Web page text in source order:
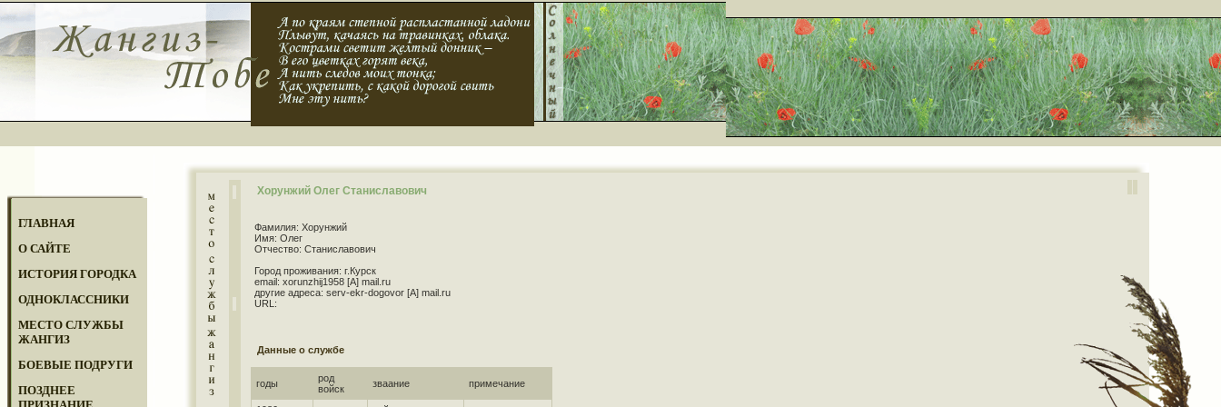
ГЛАВНАЯ
О САЙТЕ
ИСТОРИЯ ГОРОДКА
ОДНОКЛАССНИКИ
МЕСТО СЛУЖБЫ
ЖАНГИЗ
БОЕВЫЕ ПОДРУГИ
ПОЗДНЕЕ
Хорунжий Олег Станиславович
Фамилия: Хорунжий
Имя: Олег
Отчество: Станиславович
Город проживания: г.Курск
email: xorunzhij1958 [A] mail.ru
другие адреса: serv-ekr-dogovor [A] mail.ru
URL:
Данные о службе
годы
род
войск
зваание примечание